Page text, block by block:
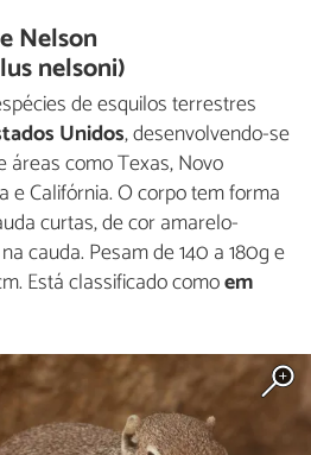
Nelson
nelsoni)
de esquilos terrestres
Unidos, desenvolvendo-se
como Texas, Novo
e Califórnia. O corpo tem forma
curtas, de cor amarelo-
cauda. Pesam de 140 a 180g e
Está classificado comoem